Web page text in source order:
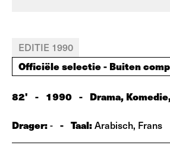
EDITIE 1990
Officiële selectie - Buiten
82' - 1990 - Drama,
Drager:- - Taal:Arabisch, Frans